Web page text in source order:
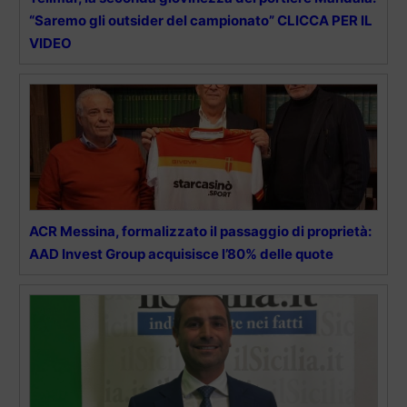
“Saremo gli outsider del campionato” CLICCA PER IL
VIDEO
ACR Messina, formalizzato il passaggio di proprietà:
AAD Invest Group acquisisce l’80% delle quote